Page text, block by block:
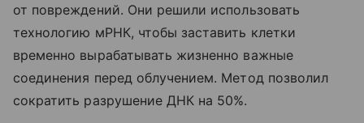
от повреждений. Они решили использовать
технологию мРНК, чтобы заставить клетки
временно вырабатывать жизненно важные
соединения перед облучением. Метод позволил
сократить разрушение ДНК на 50%.